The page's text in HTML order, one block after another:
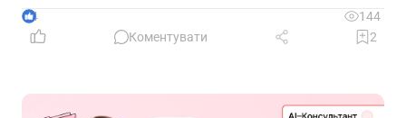
4
144
Коментувати
2